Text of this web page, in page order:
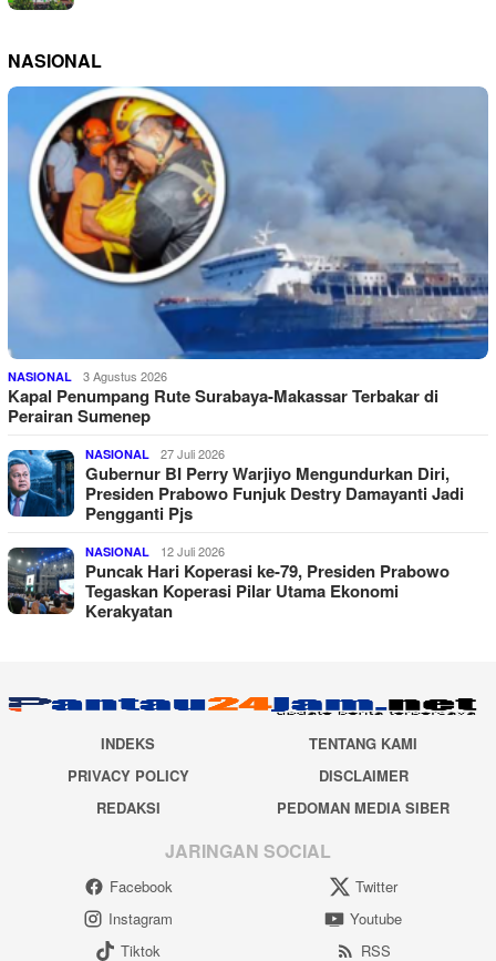
NASIONAL
NASIONAL 3 Agustus 2026
Kapal Penumpang Rute Surabaya-Makassar Terbakar di
Perairan Sumenep
NASIONAL 27 Juli 2026
Gubernur BI Perry Warjiyo Mengundurkan Diri,
Presiden Prabowo Funjuk Destry Damayanti Jadi
Pengganti Pjs
NASIONAL 12 Juli 2026
Puncak Hari Koperasi ke-79, Presiden Prabowo
Tegaskan Koperasi Pilar Utama Ekonomi
Kerakyatan
INDEKS
TENTANG KAMI
PRIVACY POLICY
DISCLAIMER
REDAKSI
PEDOMAN MEDIA SIBER
JARINGAN SOCIAL
Facebook
Twitter
Instagram
Youtube
Tiktok
RSS